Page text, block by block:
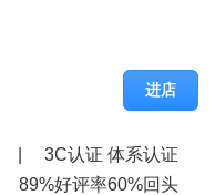
进店
3C认证 体系认证
89%好评率60%回头